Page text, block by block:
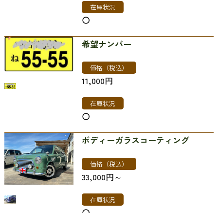
在庫状況
〇
希望ナンバー
価格（税込）
11,000円
在庫状況
〇
ボディーガラスコーティング
価格（税込）
33,000円～
在庫状況